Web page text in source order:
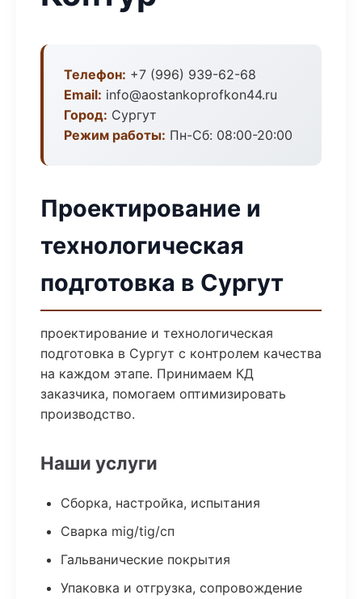
Телефон: +7 (996) 939-62-68
Email: info@aostankoprofkon44.ru
Город: Сургут
Режим работы: Пн-Сб: 08:00-20:00
Проектирование и
технологическая
подготовка в Сургут
проектирование и технологическая
подготовка в Сургут с контролем качества
на каждом этапе. Принимаем КД
заказчика, помогаем оптимизировать
производство.
Наши услуги
Сборка, настройка, испытания
Сварка mig/tig/сп
Гальванические покрытия
Упаковка и отгрузка, сопровождение